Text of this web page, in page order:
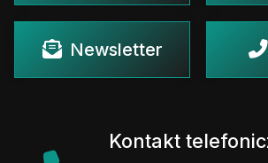
Newsletter
Kontakt